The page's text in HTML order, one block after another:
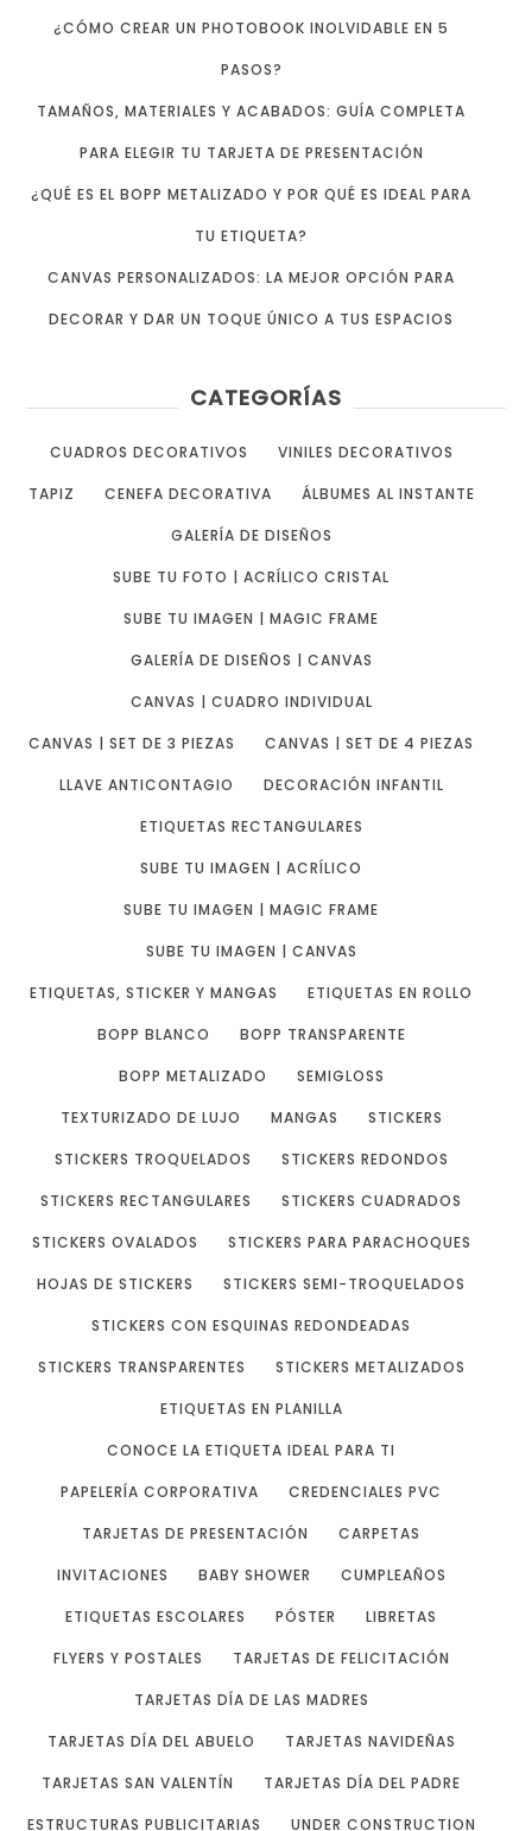
¿CÓMO CREAR UN PHOTOBOOK INOLVIDABLE EN 5
PASOS?
TAMAÑOS, MATERIALES Y ACABADOS: GUÍA COMPLETA
PARA ELEGIR TU TARJETA DE PRESENTACIÓN
¿QUÉ ES EL BOPP METALIZADO Y POR QUÉ ES IDEAL PARA
TU ETIQUETA?
CANVAS PERSONALIZADOS: LA MEJOR OPCIÓN PARA
DECORAR Y DAR UN TOQUE ÚNICO A TUS ESPACIOS
CATEGORÍAS
CUADROS DECORATIVOS VINILES DECORATIVOS
TAPIZ CENEFA DECORATIVA ÁLBUMES AL INSTANTE
GALERÍA DE DISEÑOS
SUBE TU FOTO | ACRÍLICO CRISTAL
SUBE TU IMAGEN | MAGIC FRAME
GALERÍA DE DISEÑOS | CANVAS
CANVAS | CUADRO INDIVIDUAL
CANVAS | SET DE 3 PIEZAS CANVAS | SET DE 4 PIEZAS
LLAVE ANTICONTAGIO DECORACIÓN INFANTIL
ETIQUETAS RECTANGULARES
SUBE TU IMAGEN | ACRÍLICO
SUBE TU IMAGEN | MAGIC FRAME
SUBE TU IMAGEN | CANVAS
ETIQUETAS, STICKER Y MANGAS ETIQUETAS EN ROLLO
BOPP BLANCO BOPP TRANSPARENTE
BOPP METALIZADO SEMIGLOSS
TEXTURIZADO DE LUJO MANGAS STICKERS
STICKERS TROQUELADOS STICKERS REDONDOS
STICKERS RECTANGULARES STICKERS CUADRADOS
STICKERS OVALADOS STICKERS PARA PARACHOQUES
HOJAS DE STICKERS STICKERS SEMI-TROQUELADOS
STICKERS CON ESQUINAS REDONDEADAS
STICKERS TRANSPARENTES STICKERS METALIZADOS
ETIQUETAS EN PLANILLA
CONOCE LA ETIQUETA IDEAL PARA TI
PAPELERÍA CORPORATIVA CREDENCIALES PVC
TARJETAS DE PRESENTACIÓN CARPETAS
INVITACIONES BABY SHOWER CUMPLEAÑOS
ETIQUETAS ESCOLARES PÓSTER LIBRETAS
FLYERS Y POSTALES TARJETAS DE FELICITACIÓN
TARJETAS DÍA DE LAS MADRES
TARJETAS DÍA DEL ABUELO TARJETAS NAVIDEÑAS
TARJETAS SAN VALENTÍN TARJETAS DÍA DEL PADRE
ESTRUCTURAS PUBLICITARIAS UNDER CONSTRUCTION